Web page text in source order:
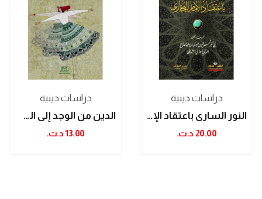
دراسات دینیة
الدين من الوجد إلى الطقس
13.00 د.ت.‏
دراسات دینیة
النور الساري باعتقاد الإمام البخاري
20.00 د.ت.‏